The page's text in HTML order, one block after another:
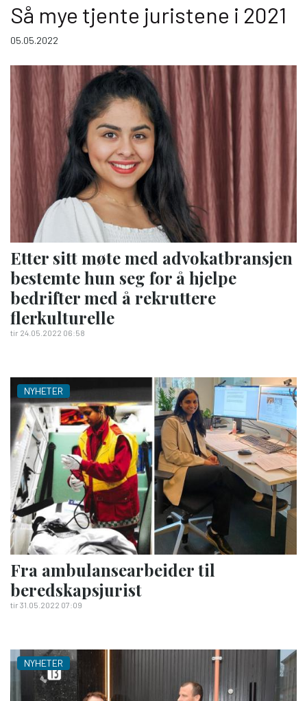
Så mye tjente juristene i 2021
05.05.2022
Etter sitt møte med advokatbransjen
bestemte hun seg for å hjelpe
bedrifter med å rekruttere
flerkulturelle
tir 24.05.2022 06:58
NYHETER
Fra ambulansearbeider til
beredskapsjurist
tir 31.05.2022 07:09
NYHETER